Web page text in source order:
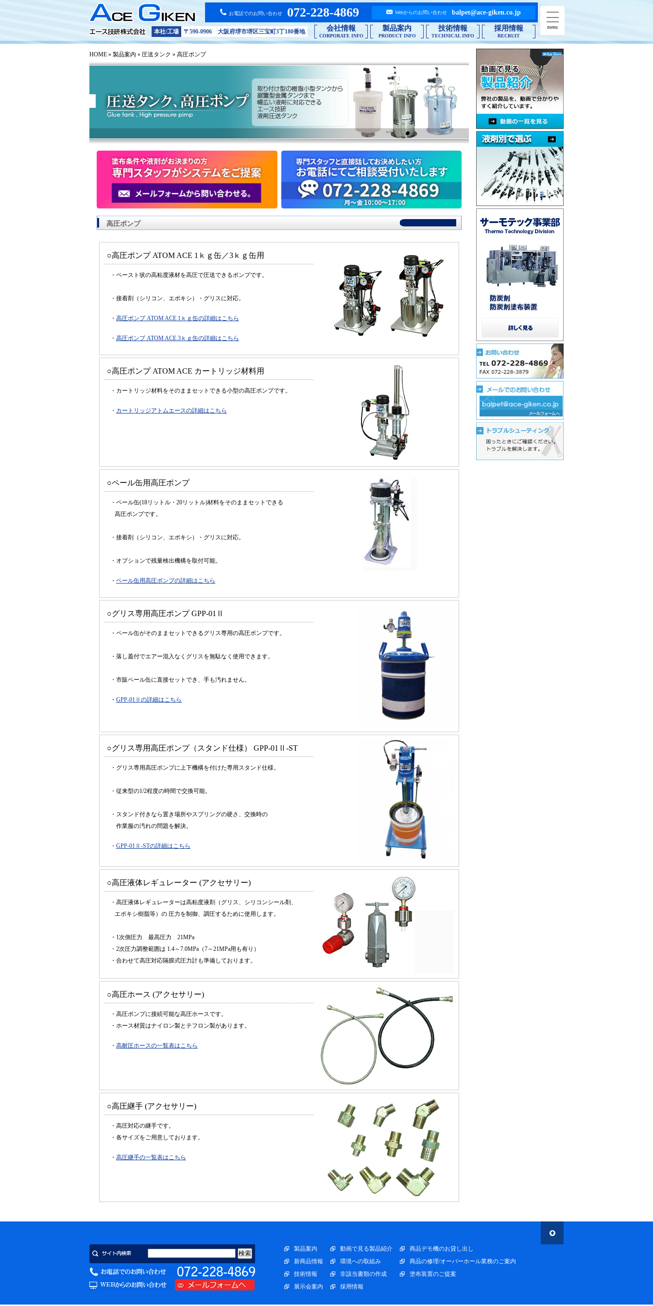
お電話でのお問い合わせ 072-228-4869 Webからのお問い合わせ balpet@ace-giken.co.jp
本社/工場 〒590-0906 大阪府堺市堺区三宝町3丁180番地 会社情報
CORPORATE INFO
製品案内
PRODUCT INFO
技術情報
TECHNICAL INFO
採用情報
RECRUIT
menu
HOME » 製品案内 » 圧送タンク » 高圧ポンプ
高圧ポンプ
○高圧ポンプ ATOM ACE 1ｋｇ缶／3ｋｇ缶用
・ペースト状の高粘度液材を高圧で圧送できるポンプです。
・接着剤（シリコン、エポキシ）・グリスに対応。
・ 高圧ポンプ ATOM ACE 1ｋｇ缶の詳細はこちら
・ 高圧ポンプ ATOM ACE 3ｋｇ缶の詳細はこちら
○高圧ポンプ ATOM ACE カートリッジ材料用
・カートリッジ材料をそのままセットできる小型の高圧ポンプです。
・ カートリッジアトムエースの詳細はこちら
○ペール缶用高圧ポンプ
・ペール缶(18リットル・20リットル)材料をそのままセットできる
高圧ポンプです。
・接着剤（シリコン、エポキシ）・グリスに対応。
・オプションで残量検出機構を取付可能。
・ ペール缶用高圧ポンプの詳細はこちら
○グリス専用高圧ポンプ GPP-01Ⅱ
・ペール缶がそのままセットできるグリス専用の高圧ポンプです。
・落し蓋付でエアー混入なくグリスを無駄なく使用できます。
・市販ペール缶に直接セットでき、手も汚れません。
・ GPP-01Ⅱの詳細はこちら
○グリス専用高圧ポンプ（スタンド仕様） GPP-01Ⅱ-ST
・グリス専用高圧ポンプに上下機構を付けた専用スタンド仕様。
・従来型の1/2程度の時間で交換可能。
・スタンド付きなら置き場所やスプリングの硬さ、交換時の
作業服の汚れの問題を解決。
・ GPP-01Ⅱ-STの詳細はこちら
○高圧液体レギュレーター (アクセサリー)
・高圧液体レギュレーターは高粘度液剤（グリス、シリコンシール剤、
エポキシ樹脂等）の 圧力を制御、調圧するために使用します。
・1次側圧力 最高圧力 21MPa
・2次圧力調整範囲は 1.4～7.0MPa（7～21MPa用も有り）
・合わせて高圧対応隔膜式圧力計も準備しております。
○高圧ホース (アクセサリー)
・高圧ポンプに接続可能な高圧ホースです。
・ホース材質はナイロン製とテフロン製があります。
・ 高耐圧ホースの一覧表はこちら
○高圧継手 (アクセサリー)
・高圧対応の継手です。
・各サイズをご用意しております。
・ 高圧継手の一覧表はこちら
製品案内
新商品情報
技術情報
展示会案内
動画で見る製品紹介
環境への取組み
非該当書類の作成
採用情報
商品デモ機のお貸し出し
商品の修理/オーバーホール業務のご案内
塗布装置のご提案
プライバシーポリシー
サイトポリシー
お問い合わせ
液剤別で選ぶ